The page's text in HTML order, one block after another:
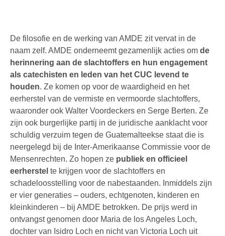
De filosofie en de werking van AMDE zit vervat in de
naam zelf. AMDE onderneemt gezamenlijk acties om de
herinnering aan de slachtoffers en hun engagement
als catechisten en leden van het CUC levend te
houden. Ze komen op voor de waardigheid en het
eerherstel van de vermiste en vermoorde slachtoffers,
waaronder ook Walter Voordeckers en Serge Berten. Ze
zijn ook burgerlijke partij in de juridische aanklacht voor
schuldig verzuim tegen de Guatemalteekse staat die is
neergelegd bij de Inter-Amerikaanse Commissie voor de
Mensenrechten. Zo hopen ze publiek en officieel
eerherstel te krijgen voor de slachtoffers en
schadeloosstelling voor de nabestaanden. Inmiddels zijn
er vier generaties – ouders, echtgenoten, kinderen en
kleinkinderen – bij AMDE betrokken. De prijs werd in
ontvangst genomen door Maria de los Angeles Loch,
dochter van Isidro Loch en nicht van Victoria Loch uit